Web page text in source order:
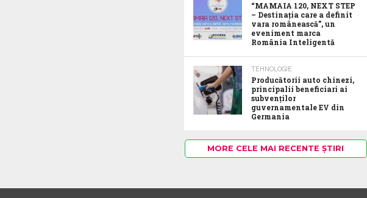
“MAMAIA 120, NEXT STEP
– Destinația care a definit
vara românească”, un
eveniment marca
România Inteligentă
TEHNOLOGIE
Producătorii auto chinezi,
principalii beneficiari ai
subvenților
guvernamentale EV din
Germania
MORE CELE MAI RECENTE ȘTIRI